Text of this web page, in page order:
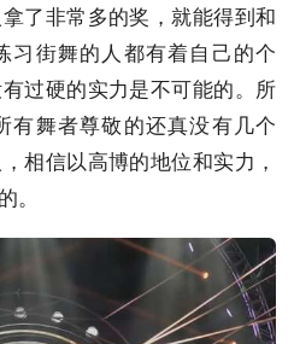
了非常多的奖，就能得到和
习街舞的人都有着自己的个
过硬的实力是不可能的。所
有舞者尊敬的还真没有几个
相信以高博的地位和实力，
。